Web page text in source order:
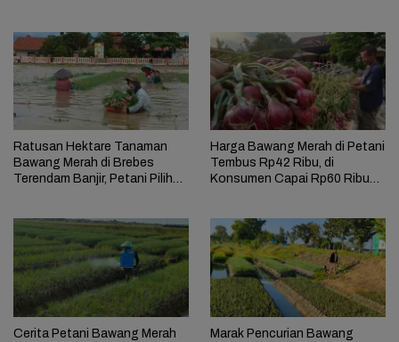
Ratusan Hektare Tanaman
Bawang Merah di Brebes
Terendam Banjir, Petani Pilih
Harga Bawang Merah di Petani
Tembus Rp42 Ribu, di
Konsumen Capai Rp60 Ribu
Cerita Petani Bawang Merah
Marak Pencurian Bawang